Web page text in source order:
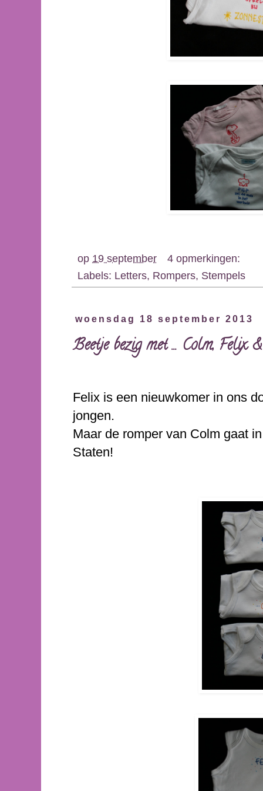
op 19 september
4 opmerkingen:
Labels: Letters, Rompers, Stempels
woensdag 18 september 2013
Beetje bezig met ... Colm, Felix
Felix is een nieuwkomer in ons
jongen.
Maar de romper van Colm gaat
Staten!